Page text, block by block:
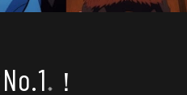
No.1 ※ ！